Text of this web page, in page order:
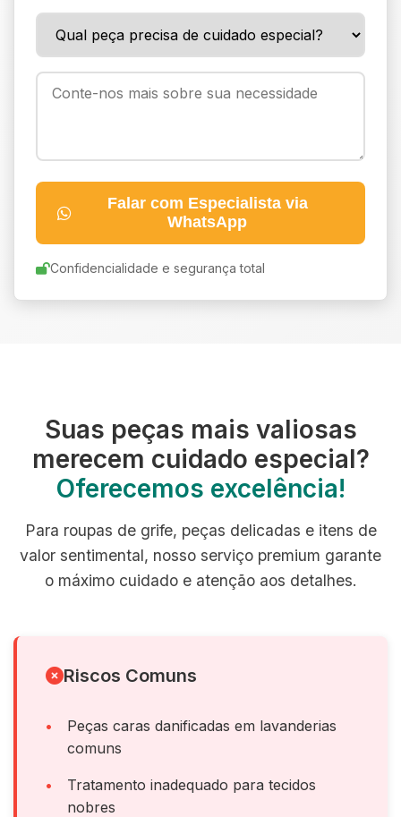
Falar com Especialista via
WhatsApp
Confidencialidade e segurança total
Suas peças mais valiosas
merecem cuidado especial?
Oferecemos excelência!
Para roupas de grife, peças delicadas e itens de
valor sentimental, nosso serviço premium garante
o máximo cuidado e atenção aos detalhes.
Riscos Comuns
Peças caras danificadas em lavanderias
comuns
Tratamento inadequado para tecidos
nobres